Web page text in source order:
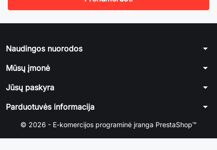
Naudingos nuorodos arrow_drop_down
Mūsų įmonė arrow_drop_down
Jūsų paskyra arrow_drop_down
Parduotuvės informacija arrow_drop_down
© 2026 - E-komercijos programinė įranga PrestaShop™